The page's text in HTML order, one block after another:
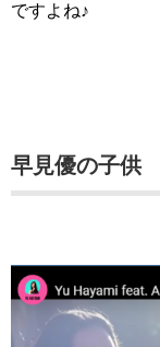
ですよね♪
早見優の子供